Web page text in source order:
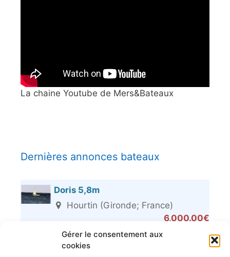
Gérer le consentement aux
cookies
La chaine Youtube de Mers&Bateaux
Dernières annonces bateaux
Doris 5,8m
Hourtin (Gironde; France)
6,000.00€
Bateau à voile Tes 678 BT